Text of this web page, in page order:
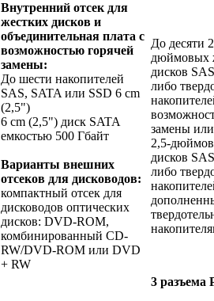
Внутренний отсек для
жестких дисков и
объединительная плата с
возможностью горячей
замены:
До шести накопителей
SAS, SATA или SSD 6 cm
(2,5")
6 cm (2,5") диск SATA
емкостью 500 Гбайт
Варианты внешних
отсеков для дисководов:
компактный отсек для
дисководов оптических
дисков: DVD-ROM,
комбинированный CD-
RW/DVD-ROM или DVD
+ RW
До десяти
дюймовых
дисков
либо
замены
2,5-
дисков
либо
3 разъема